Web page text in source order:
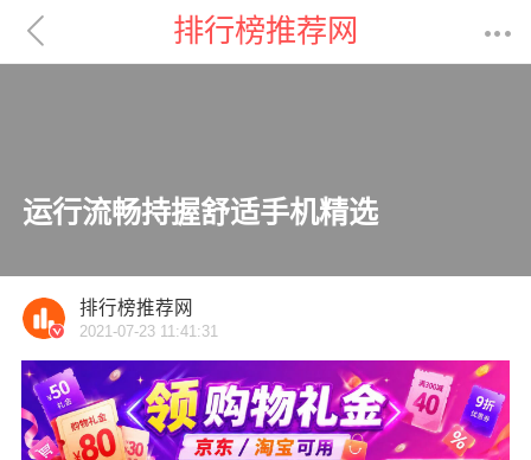
 排行榜推荐网 
运行流畅持握舒适手机精选

排行榜推荐网
2021-07-23 11:41:31